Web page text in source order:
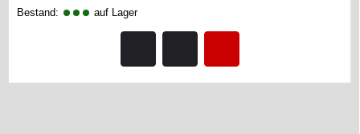
Bestand: auf Lager